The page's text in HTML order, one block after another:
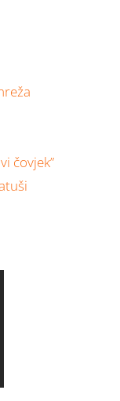
čovjek”